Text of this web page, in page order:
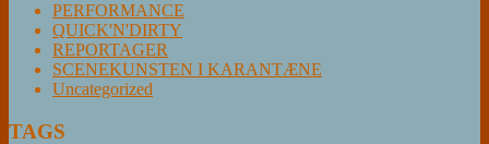
PERFORMANCE
QUICK'N'DIRTY
REPORTAGER
SCENEKUNSTEN I KARANTÆNE
Uncategorized
TAGS